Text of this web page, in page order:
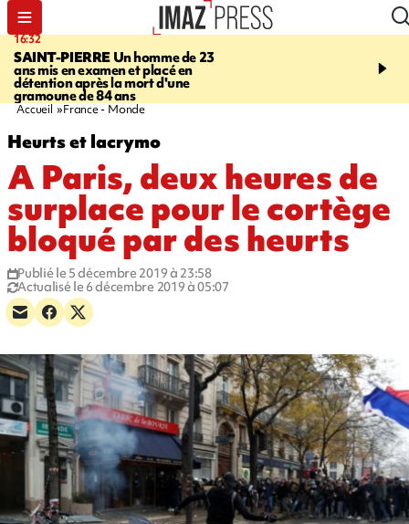
16:32
SAINT-PIERREUn homme de 23
ans mis en examen et placé en
détention après la mort d'une
gramoune de 84 ans
21:08
et Turquie scellent un
Accueil France - Monde
Heurts et lacrymo
A Paris, deux heures de
surplace pour le cortège
bloqué par des heurts
Publié le 5 décembre 2019 à 23:58
Actualisé le 6 décembre 2019 à 05:07